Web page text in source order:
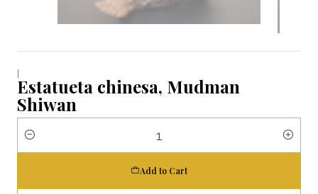
|
Estatueta chinesa, Mudman
Shiwan
Quantity
Add to Cart